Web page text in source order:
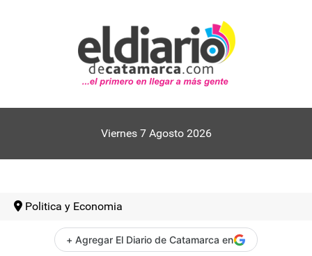
Viernes 7 Agosto 2026
Politica y Economia
+ Agregar El Diario de Catamarca en